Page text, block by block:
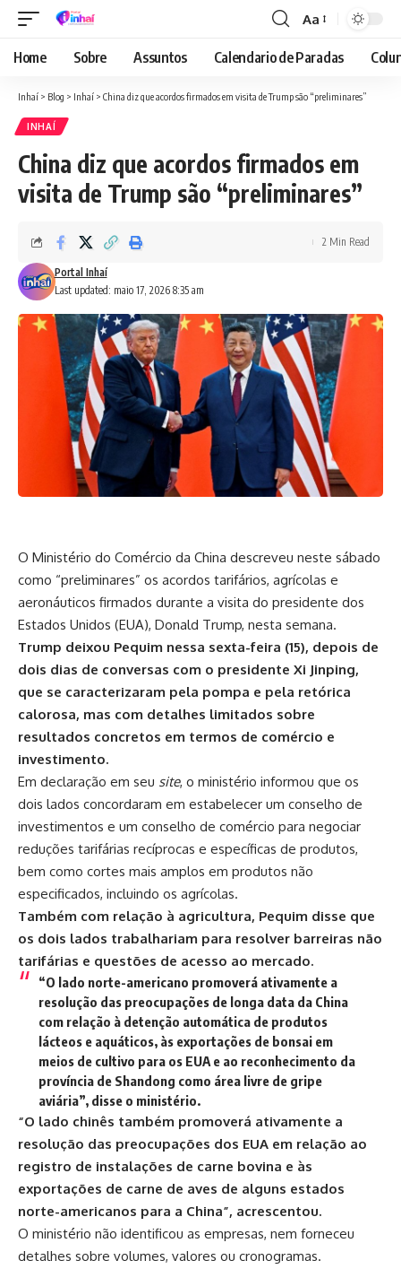
Font
Resizer
Aa
Home Sobre Assuntos Calendario de Paradas
Inhaí > Blog > Inhaí > China diz que acordos firmados em visita de Trump são “preliminares”
INHAÍ
China diz que acordos firmados em
visita de Trump são “preliminares”
Last updated: maio 17, 2026 8:35 am
Portal Inhaí
2 Min Read
O Ministério do Comércio da China descreveu neste sábado
como “preliminares” os acordos tarifários, agrícolas e
aeronáuticos firmados durante a visita do presidente dos
Estados Unidos (EUA), Donald Trump, nesta semana.
Trump deixou Pequim nessa sexta-feira (15), depois de
dois dias de conversas com o presidente Xi Jinping,
que se caracterizaram pela pompa e pela retórica
calorosa, mas com detalhes limitados sobre
resultados concretos em termos de comércio e
investimento.
Em declaração em seu site, o ministério informou que os
dois lados concordaram em estabelecer um conselho de
investimentos e um conselho de comércio para negociar
reduções tarifárias recíprocas e específicas de produtos,
bem como cortes mais amplos em produtos não
especificados, incluindo os agrícolas.
Também com relação à agricultura, Pequim disse que
os dois lados trabalhariam para resolver barreiras não
tarifárias e questões de acesso ao mercado.
“O lado norte-americano promoverá ativamente a
resolução das preocupações de longa data da China
com relação à detenção automática de produtos
lácteos e aquáticos, às exportações de bonsai em
meios de cultivo para os EUA e ao reconhecimento da
província de Shandong como área livre de gripe
aviária”, disse o ministério.
“O lado chinês também promoverá ativamente a
resolução das preocupações dos EUA em relação ao
registro de instalações de carne bovina e às
exportações de carne de aves de alguns estados
norte-americanos para a China”, acrescentou.
O ministério não identificou as empresas, nem forneceu
detalhes sobre volumes, valores ou cronogramas.